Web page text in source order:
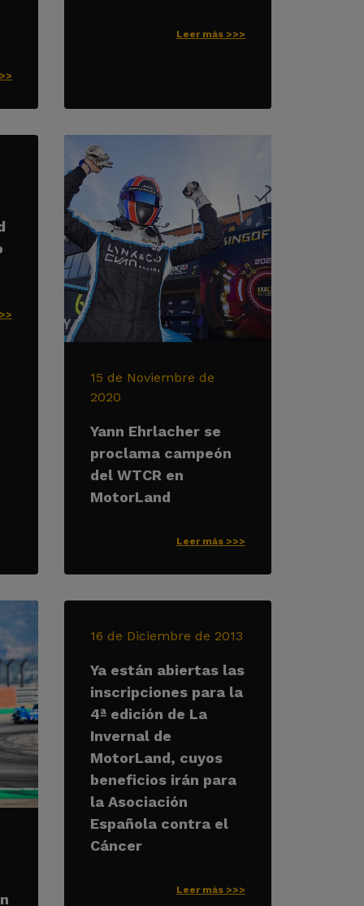
Leer más >>>
15 de Noviembre de
2020
Yann Ehrlacher se
proclama campeón
del WTCR en
MotorLand
Leer más >>>
16 de Diciembre de 2013
Ya están abiertas las
inscripciones para la
4ª edición de La
Invernal de
MotorLand, cuyos
beneficios irán para
la Asociación
Española contra el
Cáncer
Leer más >>>